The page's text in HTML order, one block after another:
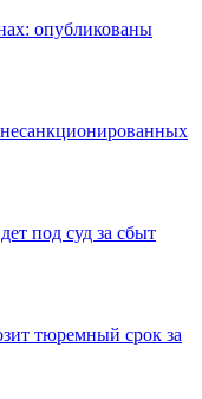
опубликованы
под суд за сбыт
тюремный срок за